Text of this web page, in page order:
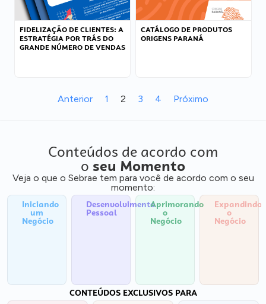
FIDELIZAÇÃO DE CLIENTES: A
ESTRATÉGIA POR TRÁS DO
GRANDE NÚMERO DE VENDAS
CATÁLOGO DE PRODUTOS
ORIGENS PARANÁ
Anterior 1 2 3 4 Próximo
Conteúdos de acordo com
o seu Momento
Veja o que o Sebrae tem para você de acordo com o seu
momento:
Iniciando
um
Negócio
Desenvolvimento
Pessoal
Aprimorando
o
Negócio
Expandindo
o
Negócio
CONTEÚDOS EXCLUSIVOS PARA